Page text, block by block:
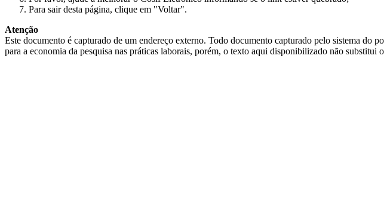
Para sair desta página, clique em "Voltar".
Atenção
Este documento é capturado de um endereço externo. Todo documento capturado pelo sistema
para a economia da pesquisa nas práticas laborais, porém, o texto aqui disponibilizado não substitui